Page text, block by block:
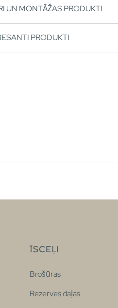
UN MONTĀŽAS PRODUKTI
PRODUKTI
ĪSCEĻI
Brošūras
Rezerves daļas